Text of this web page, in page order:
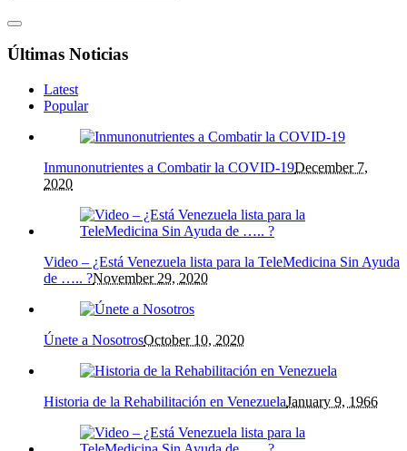
Últimas Noticias
Latest
Popular
Inmunonutrientes a Combatir la COVID-19December 7,
2020
Video – ¿Está Venezuela lista para la TeleMedicina Sin Ayuda
de ….. ?November 29, 2020
Únete a NosotrosOctober 10, 2020
Historia de la Rehabilitación en VenezuelaJanuary 9, 1966